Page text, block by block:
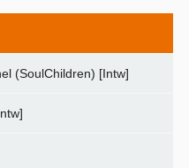
(SoulChildren) [Intw]